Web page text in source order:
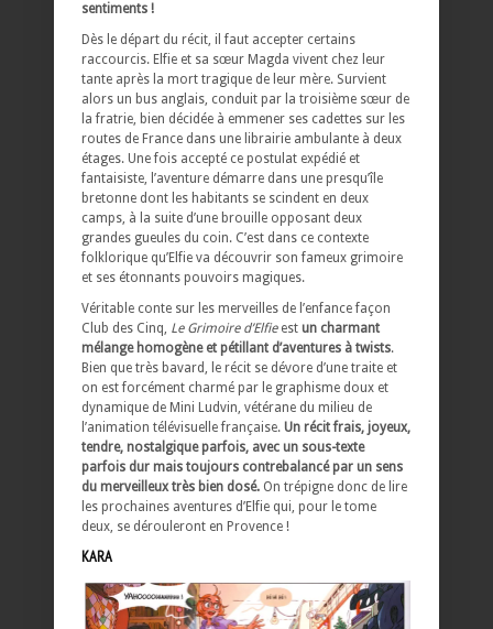
sentiments !
Dès le départ du récit, il faut accepter certains
raccourcis. Elfie et sa sœur Magda vivent chez leur
tante après la mort tragique de leur mère. Survient
alors un bus anglais, conduit par la troisième sœur de
la fratrie, bien décidée à emmener ses cadettes sur les
routes de France dans une librairie ambulante à deux
étages. Une fois accepté ce postulat expédié et
fantaisiste, l’aventure démarre dans une presqu’île
bretonne dont les habitants se scindent en deux
camps, à la suite d’une brouille opposant deux
grandes gueules du coin. C’est dans ce contexte
folklorique qu’Elfie va découvrir son fameux grimoire
et ses étonnants pouvoirs magiques.
Véritable conte sur les merveilles de l’enfance façon
Club des Cinq, Le Grimoire d’Elfieest un charmant
mélange homogène et pétillant d’aventures à twists.
Bien que très bavard, le récit se dévore d’une traite et
on est forcément charmé par le graphisme doux et
dynamique de Mini Ludvin, vétérane du milieu de
l’animation télévisuelle française. Un récit frais, joyeux,
tendre, nostalgique parfois, avec un sous-texte
parfois dur mais toujours contrebalancé par un sens
du merveilleux très bien dosé. On trépigne donc de lire
les prochaines aventures d’Elfie qui, pour le tome
deux, se dérouleront en Provence !
KARA